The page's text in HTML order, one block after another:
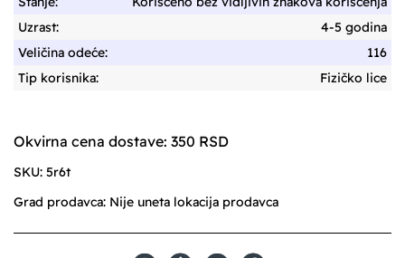
Uzrast:
4-5 godina
Veličina odeće:
116
Tip korisnika:
Fizičko lice
Okvirna cena dostave: 350 RSD
SKU: 5r6t
Grad prodavca: Nije uneta lokacija prodavca